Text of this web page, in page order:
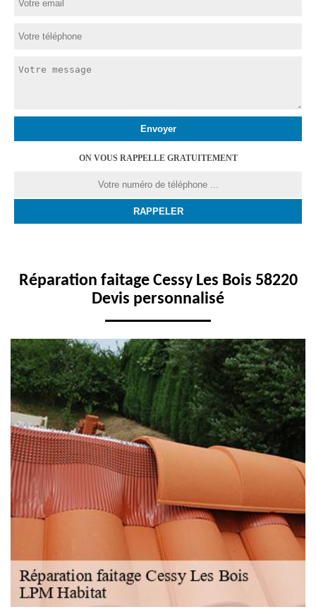
ON VOUS RAPPELLE GRATUITEMENT
Réparation faitage Cessy Les Bois 58220
Devis personnalisé